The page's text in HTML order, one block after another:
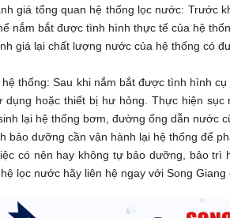
giá tổng quan hệ thống lọc nước: Trước
nắm bắt được tình hình thực tế của hệ
giá lại chất lượng nước của hệ thống có
thống: Sau khi nắm bắt được tình hình
dụng hoặc thiết bị hư hỏng. Thực hiện
lại hệ thống bơm, đường ống dẫn nước
bảo dưỡng cần vận hành lại hệ thống để
có nên hay không tự bảo dưỡng, bảo
lọc nước hãy liên hệ ngay với Song Giang